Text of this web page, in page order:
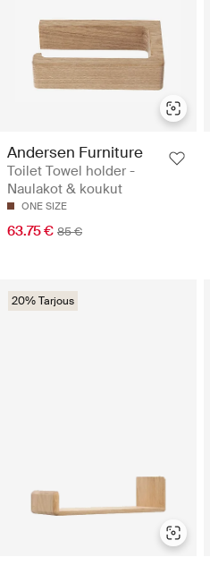
Andersen Furniture
Toilet Towel holder -
Naulakot & koukut
ONE SIZE
63.75 € 85 €
20% Tarjous